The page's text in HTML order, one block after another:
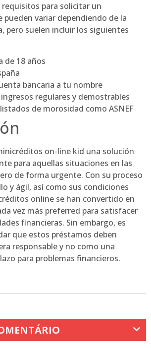
requisitos para solicitar un
variar dependiendo de la
pero suelen incluir los siguientes
de 18 años
bancaria a tu nombre
regulares y demostrables
de morosidad como ASNEF
on-line kid una solución
para aquellas situaciones en las
de forma urgente. Con su proceso
y ágil, así como sus condiciones
online se han convertido en
vez más preferred para satisfacer
financieras. Sin embargo, es
que estos préstamos deben
responsable y no como una
para problemas financieros.